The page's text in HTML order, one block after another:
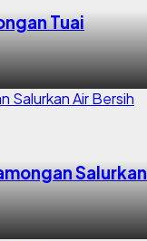
Tuai
Salurkan